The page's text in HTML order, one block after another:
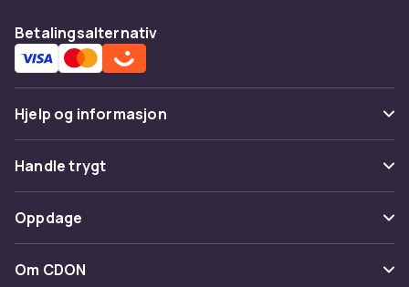
Betalingsalternativ
Hjelp og informasjon
Vanlige spørsmål
Spor pakke
Angre & returner her
Kontakt oss
Handle trygt
Betaling
Levering
Oppdage
Kategorier
Om CDON